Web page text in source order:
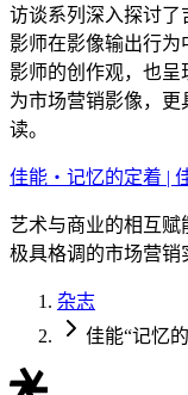
访谈系列深入探讨了
影师在影像输出行
影师的创作观，也
为市场营销影像，
读。
佳能・记忆的定着 |
艺术与商业的相互
极具格调的市场营销
杂志
佳能“记忆